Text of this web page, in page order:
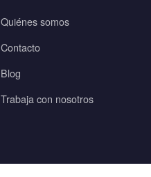
Quiénes somos
Contacto
Blog
Trabaja con nosotros